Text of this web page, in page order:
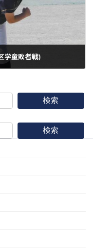
学童敗者戦)
検索
検索